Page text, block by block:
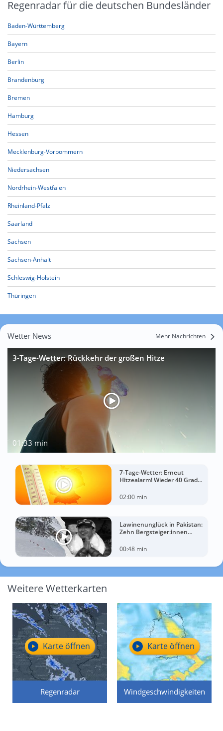
Regenradar für die deutschen Bundesländer
Baden-Württemberg
Bayern
Berlin
Brandenburg
Bremen
Hamburg
Hessen
Mecklenburg-Vorpommern
Niedersachsen
Nordrhein-Westfalen
Rheinland-Pfalz
Saarland
Sachsen
Sachsen-Anhalt
Schleswig-Holstein
Thüringen
Wetter News Mehr Nachrichten
3-Tage-Wetter: Rückkehr der großen Hitze
01:33 min
7-Tage-Wetter: Erneut
Hitzealarm! Wieder 40 Grad
02:00 min
Lawinenunglück in Pakistan:
Zehn Bergsteiger:innen
00:48 min
Weitere Wetterkarten
Regenradar
Karte öffnen
Windgeschwindigkeiten
Karte öffnen